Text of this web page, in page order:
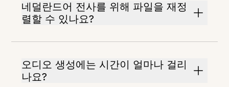
네덜란드어 전사를 위해 파일을 재정
렬할 수 있나요?
오디오 생성에는 시간이 얼마나 걸리
나요?